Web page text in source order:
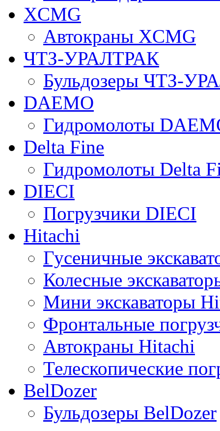
XCMG
Автокраны XCMG
ЧТЗ-УРАЛТРАК
Бульдозеры ЧТЗ-
DAEMO
Гидромолоты
Delta Fine
Гидромолоты Delta
DIECI
Погрузчики DIECI
Hitachi
Гусеничные
Колесные
Мини экскаваторы
Фронтальные
Автокраны Hitachi
Телескопические
BelDozer
Бульдозеры BelDozer